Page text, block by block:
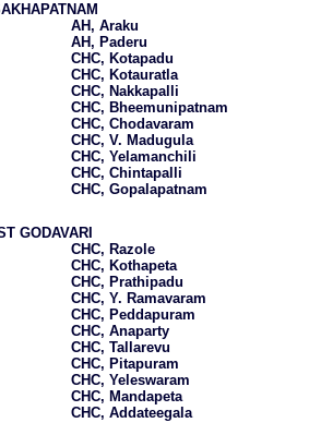
AH, Araku
AH, Paderu
CHC, Kotapadu
CHC, Kotauratla
CHC, Nakkapalli
CHC, Bheemunipatnam
CHC, Chodavaram
CHC, V. Madugula
CHC, Yelamanchili
CHC, Chintapalli
CHC, Gopalapatnam
GODAVARI
CHC, Razole
CHC, Kothapeta
CHC, Prathipadu
CHC, Y. Ramavaram
CHC, Peddapuram
CHC, Anaparty
CHC, Tallarevu
CHC, Pitapuram
CHC, Yeleswaram
CHC, Mandapeta
CHC, Addateegala